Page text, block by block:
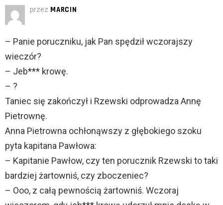
przez MARCIN
– Panie poruczniku, jak Pan spędził wczorajszy
wieczór?
– Jeb*** krowę.
– ?
Taniec się zakończył i Rzewski odprowadza Annę
Pietrownę.
Anna Pietrowna ochłonąwszy z głębokiego szoku
pyta kapitana Pawłowa:
– Kapitanie Pawłow, czy ten porucznik Rzewski to taki
bardziej żartowniś, czy zboczeniec?
– Ooo, z całą pewnością żartowniś. Wczoraj